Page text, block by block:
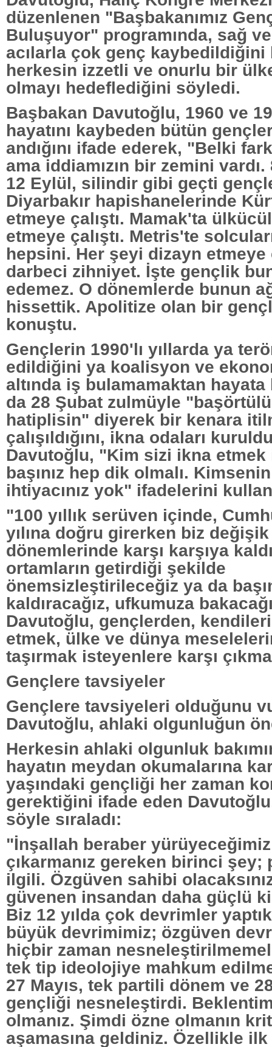
düzenlenen "Başbakanımız
Buluşuyor" programında, sağ
acılarla çok genç kaybedildiğini
herkesin izzetli ve onurlu bir
olmayı hedeflediğini söyledi.
Başbakan Davutoğlu, 1960 ve
hayatını kaybeden bütün
andığını ifade ederek, "Belki
ama iddiamızın bir zemini
12 Eylül, silindir gibi geçti
Diyarbakır hapishanelerinde
etmeye çalıştı. Mamak'ta
etmeye çalıştı. Metris'te
hepsini. Her şeyi dizayn etmeye
darbeci zihniyet. İşte gençlik
edemez. O dönemlerde bunun
hissettik. Apolitize olan bir
konuştu.
Gençlerin 1990'lı yıllarda ya
edildiğini ya koalisyon ve
altında iş bulamamaktan
da 28 Şubat zulmüyle
hatiplisin" diyerek bir kenara
çalışıldığını, ikna odaları
Davutoğlu, "Kim sizi ikna
başınız hep dik olmalı.
ihtiyacınız yok" ifadelerini
"100 yıllık serüven içinde,
yılına doğru girerken biz değişik
dönemlerinde karşı karşıya
ortamların getirdiği şekilde
önemsizleştirileceğiz ya da
kaldıracağız, ufkumuza
Davutoğlu, gençlerden,
etmek, ülke ve dünya
taşırmak isteyenlere karşı
Gençlere tavsiyeler
Gençlere tavsiyeleri olduğunu
Davutoğlu, ahlaki olgunluğun
Herkesin ahlaki olgunluk
hayatın meydan okumalarına
yaşındaki gençliği her zaman
gerektiğini ifade eden
söyle sıraladı:
"İnşallah beraber
çıkarmanız gereken birinci
ilgili. Özgüven sahibi
güvenen insandan daha güçlü
Biz 12 yılda çok devrimler
büyük devrimimiz; özgüven
hiçbir zaman
tek tip ideolojiye mahkum
27 Mayıs, tek partili dönem ve
gençliği nesneleştirdi.
olmanız. Şimdi özne olmanın
aşamasına geldiniz. Özellikle